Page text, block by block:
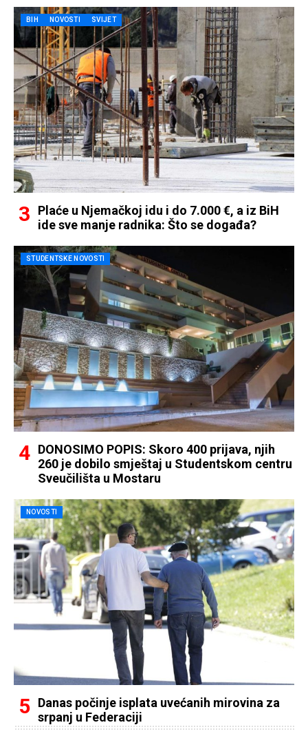
BIH NOVOSTI SVIJET
Plaće u Njemačkoj idu i do 7.000 €, a iz BiH
ide sve manje radnika: Što se događa?
STUDENTSKE NOVOSTI
DONOSIMO POPIS: Skoro 400 prijava, njih
260 je dobilo smještaj u Studentskom centru
Sveučilišta u Mostaru
NOVOSTI
Danas počinje isplata uvećanih mirovina za
srpanj u Federaciji